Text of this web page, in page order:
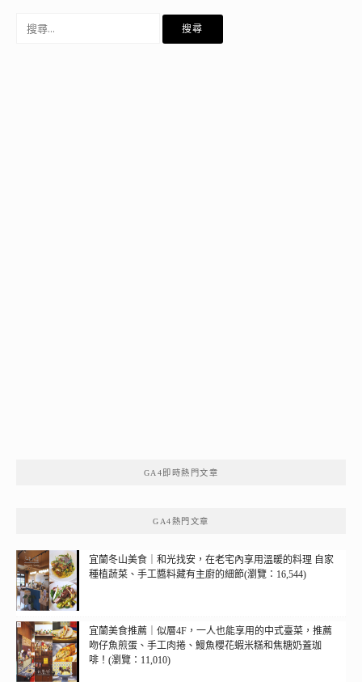
GA4即時熱門文章
GA4熱門文章
宜蘭冬山美食｜和光找安，在老宅內享用溫暖的料理 自家
種植蔬菜、手工醬料藏有主廚的細節(瀏覽：16,544)
宜蘭美食推薦｜似層4F，一人也能享用的中式臺菜，推薦
吻仔魚煎蛋、手工肉捲、鰻魚櫻花蝦米糕和焦糖奶蓋珈
啡！(瀏覽：11,010)